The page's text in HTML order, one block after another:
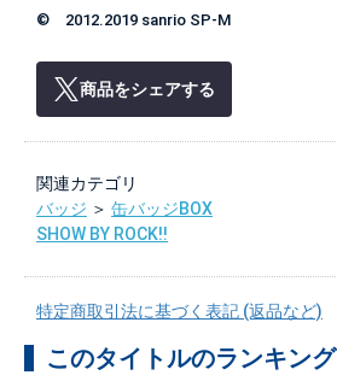
© 2012.2019 sanrio SP-M
商品をシェアする
関連カテゴリ
バッジ ＞ 缶バッジBOX
SHOW BY ROCK!!
特定商取引法に基づく表記 (返品など)
このタイトルのランキング